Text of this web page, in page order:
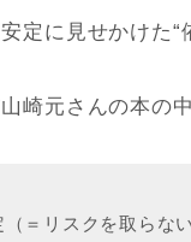
定に見せかけた“
崎元さんの本の
（＝リスクを取らな